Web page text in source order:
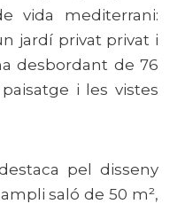
vida mediterrani:
jardí privat privat i
desbordant de 76
i les vistes
pel disseny
saló de 50 m²,